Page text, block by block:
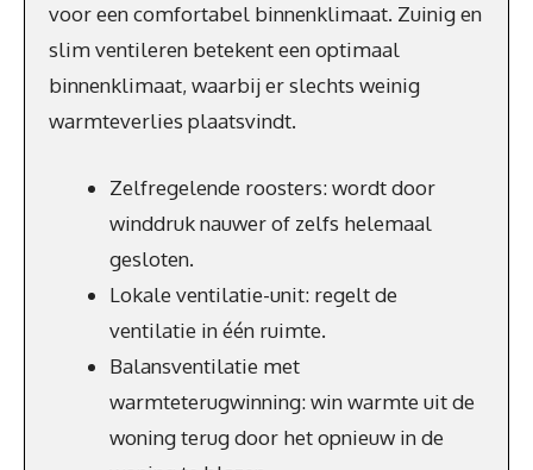
voor een comfortabel binnenklimaat. Zuinig en
slim ventileren betekent een optimaal
binnenklimaat, waarbij er slechts weinig
warmteverlies plaatsvindt.
Zelfregelende roosters: wordt door
winddruk nauwer of zelfs helemaal
gesloten.
Lokale ventilatie-unit: regelt de
ventilatie in één ruimte.
Balansventilatie met
warmteterugwinning: win warmte uit de
woning terug door het opnieuw in de